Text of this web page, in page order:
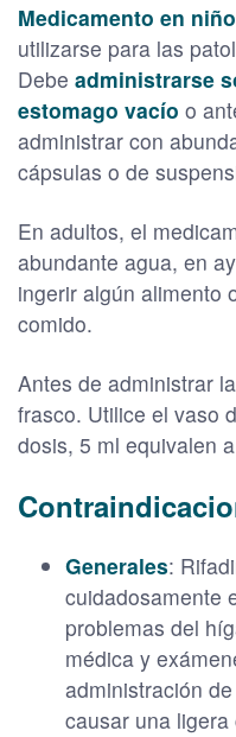
Medicamento en
utilizarse para las
Debe administrarse
estomago vacío o
administrar con
cápsulas o de
En adultos, el
abundante agua, en
ingerir algún alimento
comido.
Antes de administrar
frasco. Utilice el vaso
dosis, 5 ml equivalen
Generales:
cuidadosamente
problemas del
médica y
administración
causar una